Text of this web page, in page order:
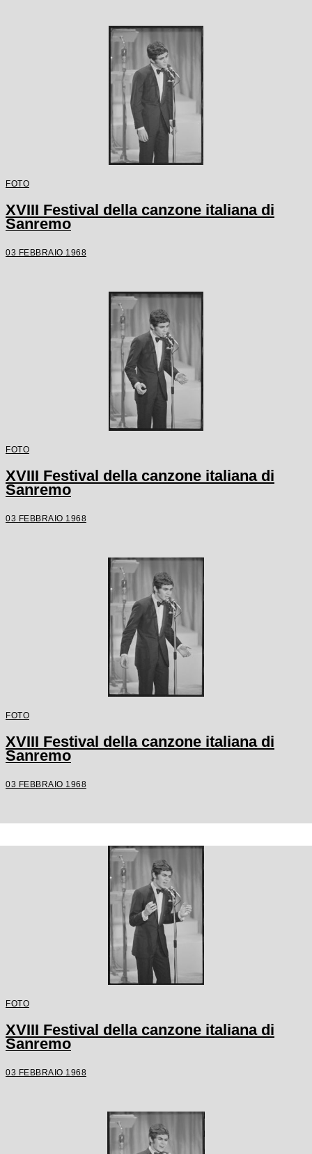
FOTO
XVIII Festival della canzone italiana di
Sanremo
03 FEBBRAIO 1968
FOTO
XVIII Festival della canzone italiana di
Sanremo
03 FEBBRAIO 1968
FOTO
XVIII Festival della canzone italiana di
Sanremo
03 FEBBRAIO 1968
FOTO
XVIII Festival della canzone italiana di
Sanremo
03 FEBBRAIO 1968